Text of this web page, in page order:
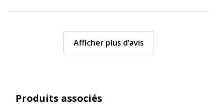
Afficher plus d’avis
Produits associés